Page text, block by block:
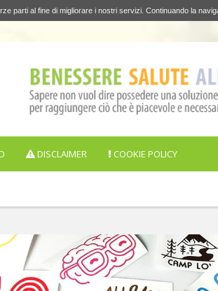
parti al fine di migliorare i nostri servizi. Continuando la
DISCLAIMER COOKIE POLICY